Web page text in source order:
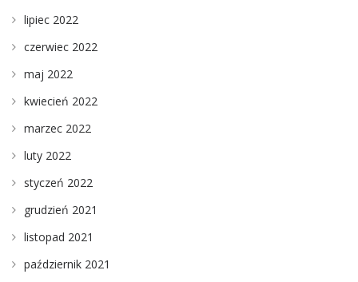
lipiec 2022
czerwiec 2022
maj 2022
kwiecień 2022
marzec 2022
luty 2022
styczeń 2022
grudzień 2021
listopad 2021
październik 2021